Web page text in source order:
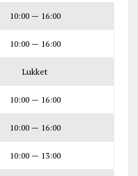
10:00 — 16:00
10:00 — 16:00
Lukket
10:00 — 16:00
10:00 — 16:00
10:00 — 13:00